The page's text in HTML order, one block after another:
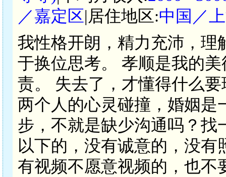
／嘉定区|居住地区:中国／
我性格开朗，精力充沛，理
于换位思考。 孝顺是我的
责。 失去了，才懂得什么
两个人的心灵碰撞，婚姻是
步，不就是缺少沟通吗？找
以下的，没有诚意的，没
有视频不愿意视频的，也不